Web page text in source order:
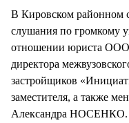
В Кировском районном
слушания по громкому
отношении юриста
директора
застройщиков
заместителя, а также
Александра НОСЕНКО.